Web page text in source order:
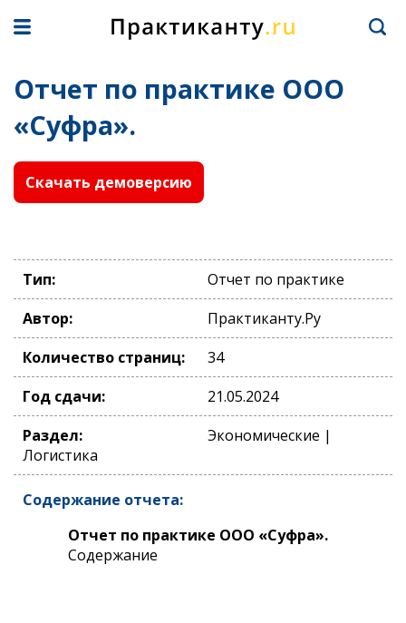
Отчет по практике ООО
«Суфра».
Скачать демоверсию
Тип:
Отчет по практике
Автор:
Практиканту.Ру
Количество страниц:
34
Год сдачи:
21.05.2024
Раздел:
Экономические |
Логистика
Содержание отчета:
Отчет по практике ООО «Суфра».
Содержание